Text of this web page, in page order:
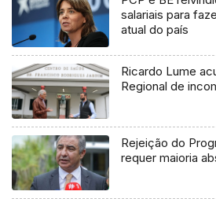
salariais para
atual do país
Ricardo Lume
Regional de
Rejeição do
requer maioria